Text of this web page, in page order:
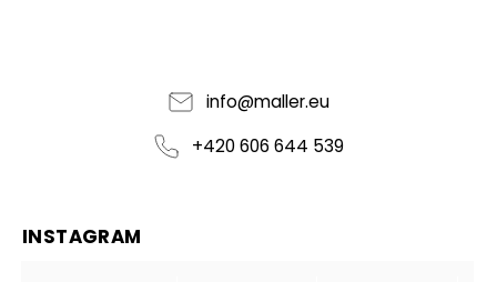
info@maller.eu
+420 606 644 539
INSTAGRAM